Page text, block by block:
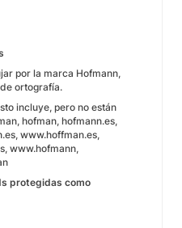
por la marca Hofmann,
ortografía.
incluye, pero no están
hofman, hofmann.es,
www.hoffman.es,
www.hofmann,
protegidas como